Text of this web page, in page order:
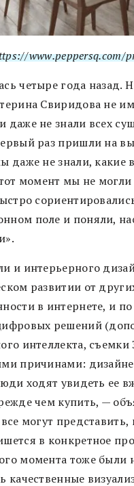
www.peppersq.com/
четыре года назад.
Свиридова не
даже не знали всех
раз пришли на
даже не знали, какие
момент мы не
поле и поняли,
и интерьерного
развитии от
в интернете, и
решений
интеллекта, съемки
причинами:
ходят увидеть ее
чем купить, —
могут
в конкретное
момента тоже были
качественные